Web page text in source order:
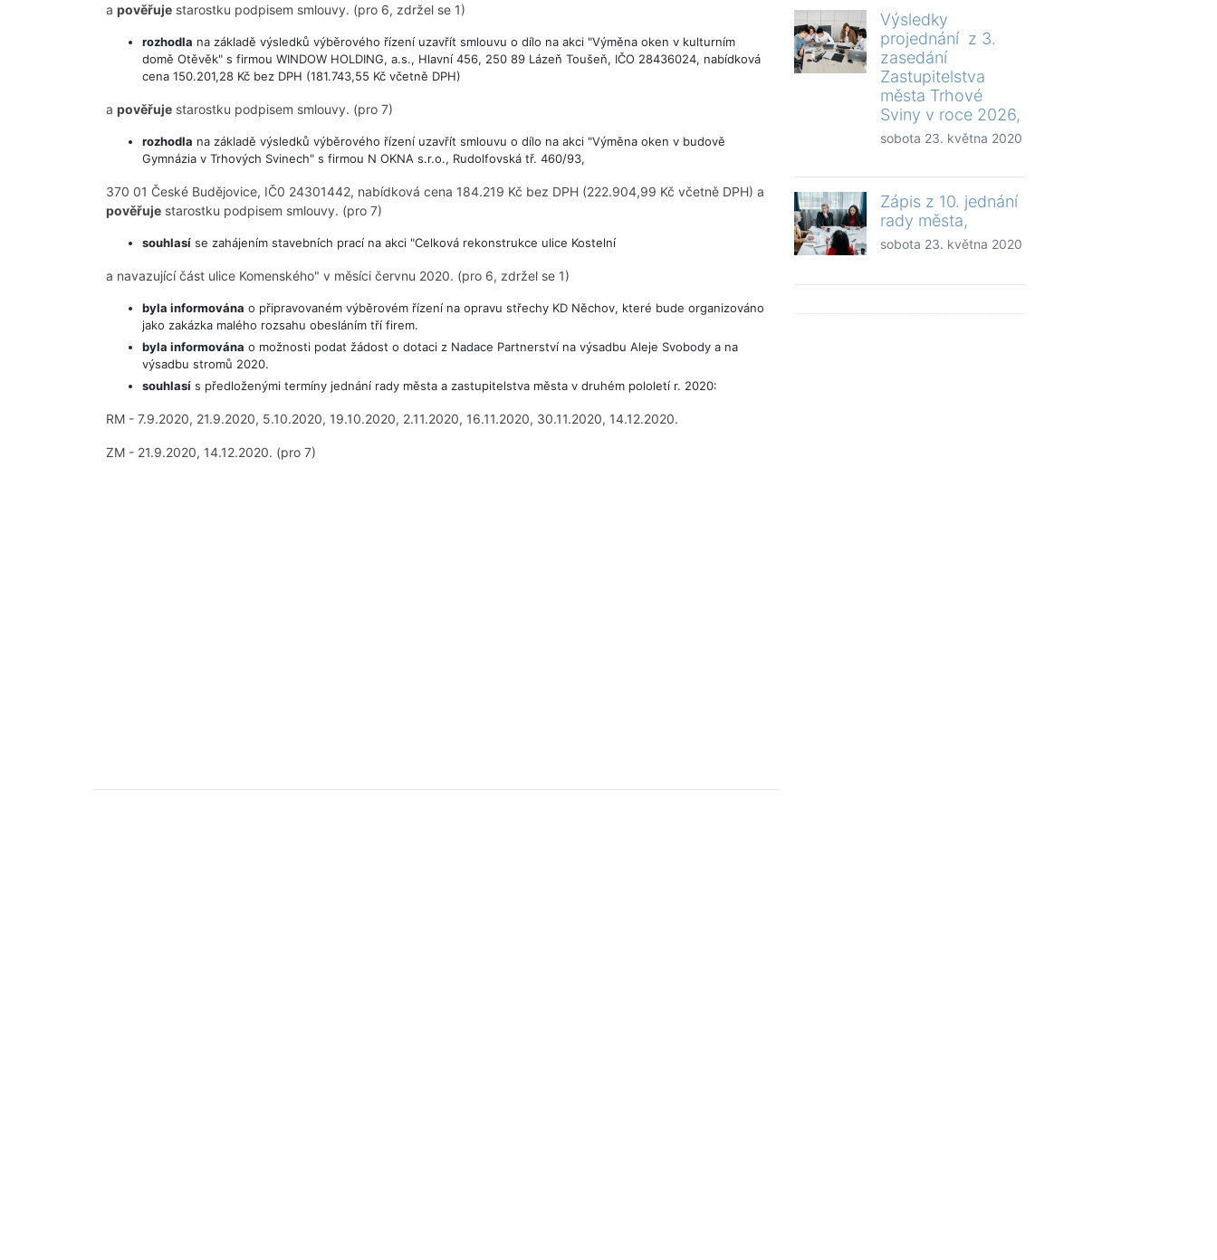
a pověřuje starostku podpisem smlouvy. (pro 6, zdržel se 1)
rozhodla na základě výsledků výběrového řízení uzavřít smlouvu o dílo na akci "Výměna oken v kulturním
domě Otěvěk" s firmou WINDOW HOLDING, a.s., Hlavní 456, 250 89 Lázeň Toušeň, IČO 28436024, nabídková
cena 150.201,28 Kč bez DPH (181.743,55 Kč včetně DPH)
a pověřuje starostku podpisem smlouvy. (pro 7)
rozhodla na základě výsledků výběrového řízení uzavřít smlouvu o dílo na akci "Výměna oken v budově
Gymnázia v Trhových Svinech" s firmou N OKNA s.r.o., Rudolfovská tř. 460/93,
370 01 České Budějovice, IČ0 24301442, nabídková cena 184.219 Kč bez DPH (222.904,99 Kč včetně DPH) a
pověřuje starostku podpisem smlouvy. (pro 7)
souhlasí se zahájením stavebních prací na akci "Celková rekonstrukce ulice Kostelní
a navazující část ulice Komenského" v měsíci červnu 2020. (pro 6, zdržel se 1)
byla informována o připravovaném výběrovém řízení na opravu střechy KD Něchov, které bude organizováno
jako zakázka malého rozsahu obesláním tří firem.
byla informována o možnosti podat žádost o dotaci z Nadace Partnerství na výsadbu Aleje Svobody a na
výsadbu stromů 2020.
souhlasí s předloženými termíny jednání rady města a zastupitelstva města v druhém pololetí r. 2020:
RM - 7.9.2020, 21.9.2020, 5.10.2020, 19.10.2020, 2.11.2020, 16.11.2020, 30.11.2020, 14.12.2020.
ZM - 21.9.2020, 14.12.2020. (pro 7)
Výsledky
projednání z 3.
zasedání
Zastupitelstva
města Trhové
Sviny v roce 2026,
sobota 23. května 2020
Zápis z 10. jednání
rady města,
sobota 23. května 2020